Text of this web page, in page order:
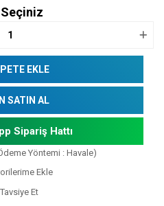
EKLE
SATIN AL
Sipariş Hattı
Yöntemi : Havale)
Tavsiye Et